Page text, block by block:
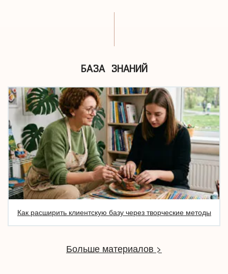
БАЗА ЗНАНИЙ
Как расширить клиентскую базу через творческие методы
Больше материалов >